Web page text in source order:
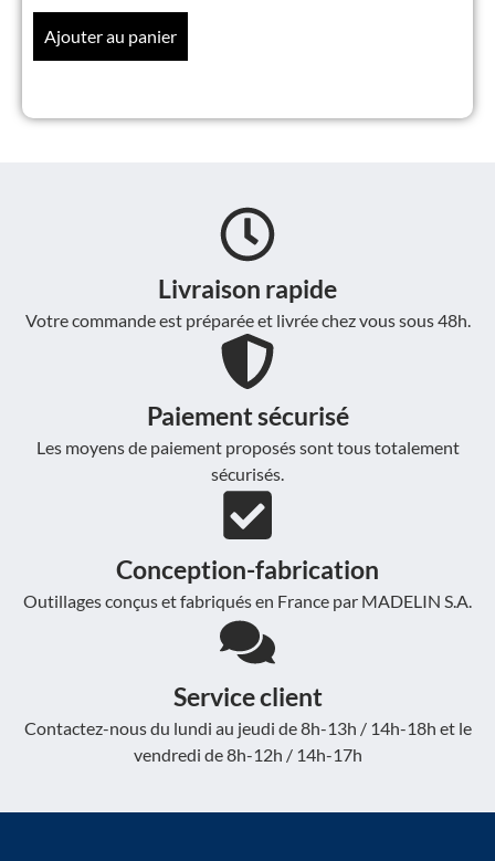
Ajouter au panier
Livraison rapide
Votre commande est préparée et livrée chez vous sous 48h.
Paiement sécurisé
Les moyens de paiement proposés sont tous totalement
sécurisés.
Conception-fabrication
Outillages conçus et fabriqués en France par MADELIN S.A.
Service client
Contactez-nous du lundi au jeudi de 8h-13h / 14h-18h et le
vendredi de 8h-12h / 14h-17h